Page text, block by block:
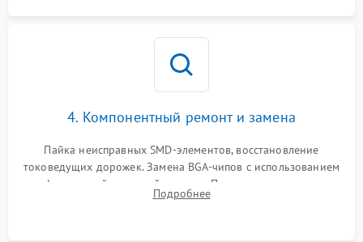
4. Компонентный ремонт и замена
Пайка неисправных SMD-элементов, восстановление
токоведущих дорожек. Замена BGA-чипов с использованием
инфракрасной паяльной станции. Прошивка микросхемы
BIOS или замена поврежденных портов USB
Подробнее